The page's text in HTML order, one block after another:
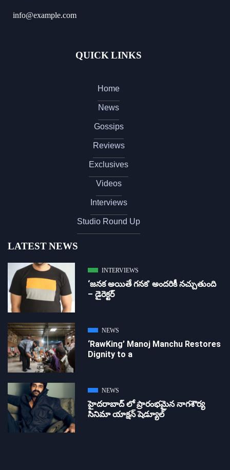
info@example.com
QUICK LINKS
Home
News
Gossips
Reviews
Exclusives
Videos
Interviews
Studio Round Up
LATEST NEWS
INTERVIEWS
‘జ‌న‌క అయితే గ‌న‌క‌’ అందరికీ నచ్చుతుంది
– డైరెక్ట‌ర్
NEWS
‘RawKing’ Manoj Manchu Restores
Dignity to a
NEWS
హైదరాబాద్ లో ప్రారంభమైన నాగశౌర్య
సినిమా యాక్షన్ షెడ్యూల్